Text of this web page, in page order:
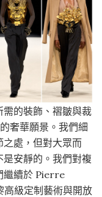
的裝飾、褶皺與裁
奢華願景。我們細
之處，但對大眾而
安靜的。我們對複
繼續於 Pierre
級定制藝術與開放